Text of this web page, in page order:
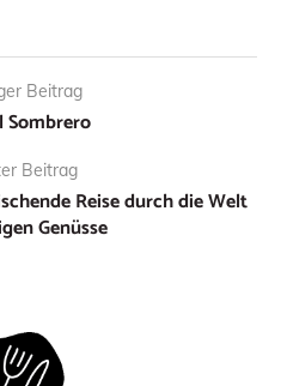
Beitrag
Sombrero
Beitrag
Reise durch die Welt
Genüsse